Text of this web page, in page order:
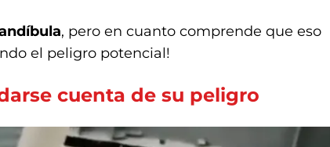
, pero en cuanto comprende que eso
el peligro potencial!
cuenta de su peligro